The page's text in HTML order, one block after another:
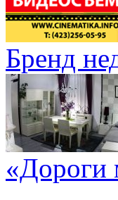
Бренд
«Дороги